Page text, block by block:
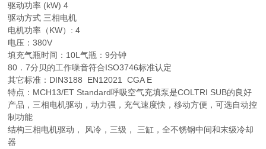
驱动功率 (kW) 4
驱动方式 三相电机
电机功率（KW）: 4
电压：380V
填充气瓶时间：10L气瓶：9分钟
80．7分贝的工作噪音符合ISO3746标准认定
其它标准：DIN3188 EN12021 CGA E
特点：MCH13/ET Standard呼吸空气充填泵是COLTRI SUB的良好
产品，三相电机驱动，动力强，充气速度快，移动方便，可选自动控
制功能
结构三相电机驱动， 风冷，三级， 三缸，全不锈钢中间和末级冷却
器